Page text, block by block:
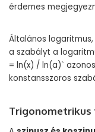
érdemes
Általános
a szabályt a
= ln(x) / ln(a)`
konstansszoros
Trigonometrikus